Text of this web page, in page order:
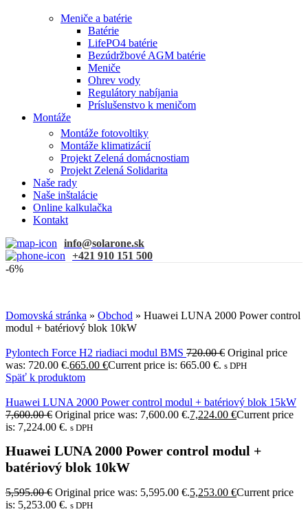
Meniče a batérie
Batérie
LifePO4 batérie
Bezúdržbové AGM batérie
Meniče
Ohrev vody
Regulátory nabíjania
Príslušenstvo k meničom
Montáže
Montáže fotovoltiky
Montáže klimatizácií
Projekt Zelená domácnostiam
Projekt Zelená Solidarita
Naše rady
Naše inštalácie
Online kalkulačka
Kontakt
info@solarone.sk
+421 910 151 500
-6%
Domovská stránka » Obchod » Huawei LUNA 2000 Power control
modul + batériový blok 10kW
Pylontech Force H2 riadiaci modul BMS 720.00€ Original price
was: 720.00 €.665.00 €Current price is: 665.00 €. s DPH
Späť k produktom
Huawei LUNA 2000 Power control modul + batériový blok 15kW
7,600.00€ Original price was: 7,600.00 €.7,224.00 €Current price
is: 7,224.00 €. s DPH
Huawei LUNA 2000 Power control modul +
batériový blok 10kW
5,595.00€ Original price was: 5,595.00 €.5,253.00 €Current price
is: 5,253.00 €. s DPH